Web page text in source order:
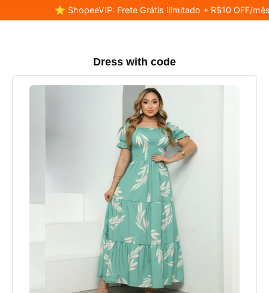
⭐ ShopeeVIP: Frete Grátis Ilimitado + R$10 OFF/
Dress with code